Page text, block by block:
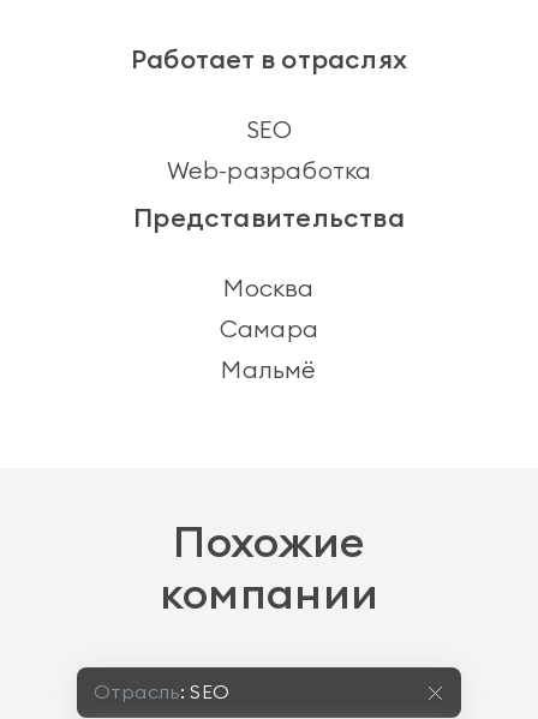
Работает в отраслях
SEO
Web-разработка
Представительства
Москва
Самара
Мальмё
Похожие
компании
Отрасль:SEO